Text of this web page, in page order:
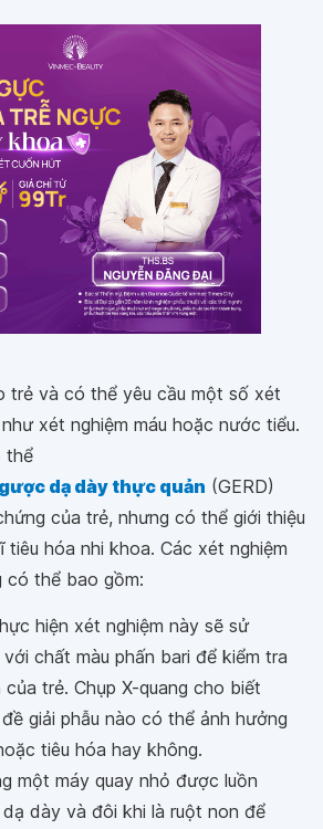
trẻ và có thể yêu cầu một số xét
xét nghiệm máu hoặc nước tiểu.
thể
dạ dày thực quản (GERD)
của trẻ, nhưng có thể giới thiệu
hóa nhi khoa. Các xét nghiệm
có thể bao gồm:
hiện xét nghiệm này sẽ sử
chất màu phấn bari để kiểm tra
trẻ. Chụp X-quang cho biết
giải phẫu nào có thể ảnh hưởng
tiêu hóa hay không.
một máy quay nhỏ được luồn
dày và đôi khi là ruột non để